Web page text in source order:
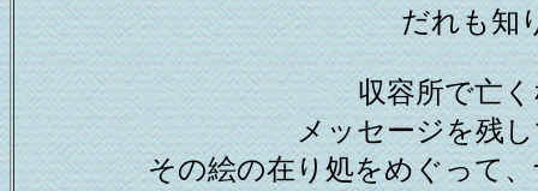
だれも知
収容所で亡
メッセージを残
その絵の在り処をめぐって